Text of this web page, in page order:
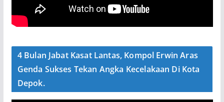
4 Bulan Jabat Kasat Lantas, Kompol Erwin Aras
Genda Sukses Tekan Angka Kecelakaan Di Kota
Depok.